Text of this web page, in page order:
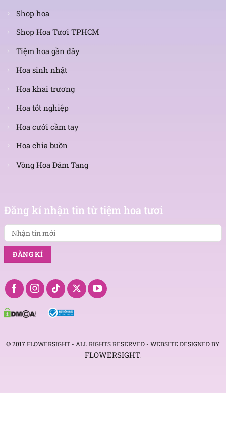
Shop hoa
Shop Hoa Tươi TPHCM
Tiệm hoa gần đây
Hoa sinh nhật
Hoa khai trương
Hoa tốt nghiệp
Hoa cưới cầm tay
Hoa chia buồn
Vòng Hoa Đám Tang
Đăng kí nhận tin từ tiệm hoa tươi
tin
mới
© 2017 FLOWERSIGHT - ALL RIGHTS RESERVED - WEBSITE DESIGNED BY
FLOWERSIGHT.